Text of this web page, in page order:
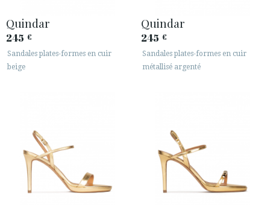
Quindar
245 €
Sandales plates-formes en cuir
beige
Quindar
245 €
Sandales plates-formes en cuir
métallisé argenté